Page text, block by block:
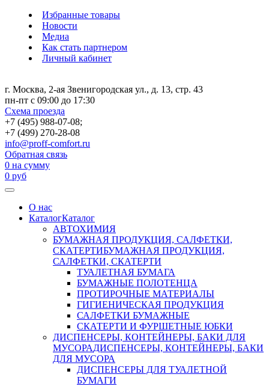
Избранные товары
Новости
Медиа
Как стать партнером
Личный кабинет
г. Москва, 2-ая Звенигородская ул., д. 13, стр. 43
пн-пт с 09:00 до 17:30
Схема проезда
+7 (495) 988-07-08;
+7 (499) 270-28-08
info@proff-comfort.ru
Обратная связь
0 на сумму
0 руб
О нас
КаталогКаталог
АВТОХИМИЯ
БУМАЖНАЯ ПРОДУКЦИЯ, САЛФЕТКИ,
СКАТЕРТИБУМАЖНАЯ ПРОДУКЦИЯ,
САЛФЕТКИ, СКАТЕРТИ
ТУАЛЕТНАЯ БУМАГА
БУМАЖНЫЕ ПОЛОТЕНЦА
ПРОТИРОЧНЫЕ МАТЕРИАЛЫ
ГИГИЕНИЧЕСКАЯ ПРОДУКЦИЯ
САЛФЕТКИ БУМАЖНЫЕ
СКАТЕРТИ И ФУРШЕТНЫЕ ЮБКИ
ДИСПЕНСЕРЫ, КОНТЕЙНЕРЫ, БАКИ ДЛЯ
МУСОРАДИСПЕНСЕРЫ, КОНТЕЙНЕРЫ, БАКИ
ДЛЯ МУСОРА
ДИСПЕНСЕРЫ ДЛЯ ТУАЛЕТНОЙ
БУМАГИ